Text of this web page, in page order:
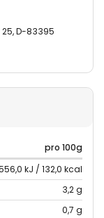
D-83395
pro 100g
kJ / 132,0 kcal
3,2 g
0,7 g